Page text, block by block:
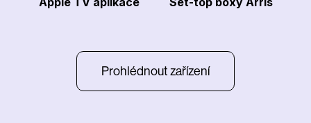
Prohlédnout zařízení